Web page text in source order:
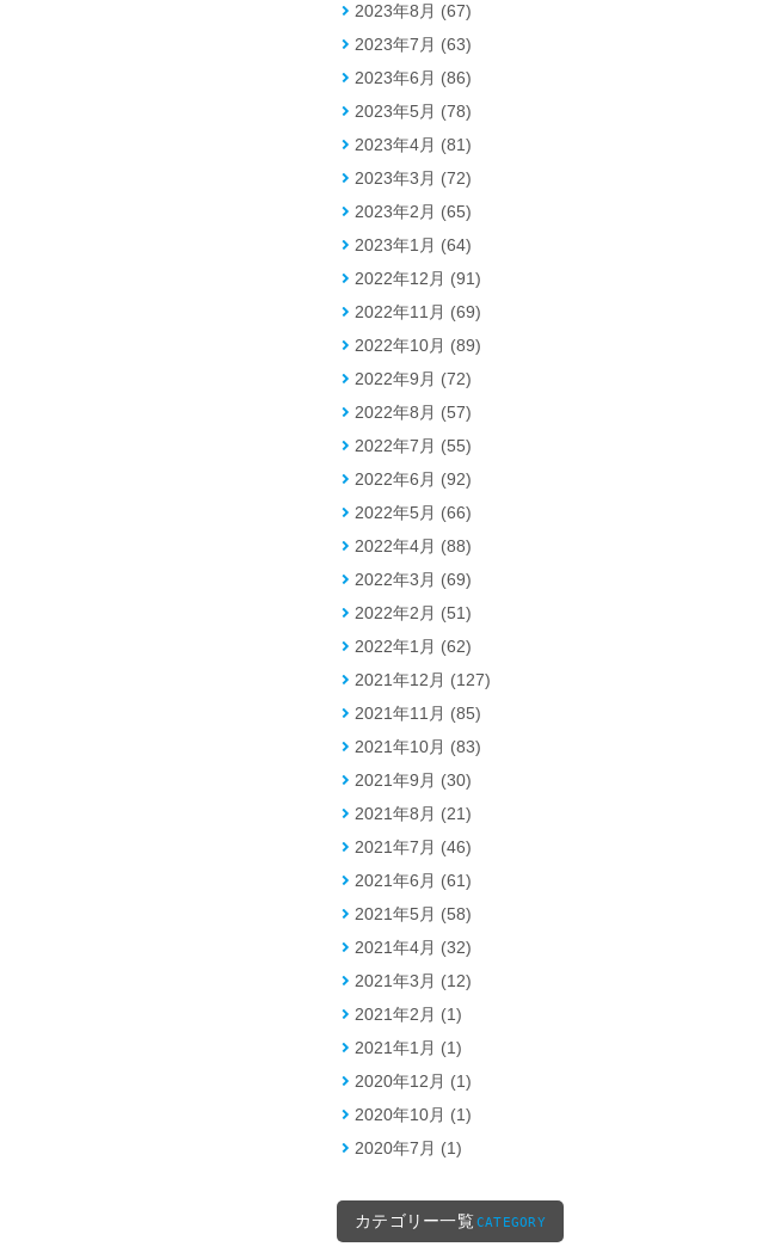
2023年8月 (67)
2023年7月 (63)
2023年6月 (86)
2023年5月 (78)
2023年4月 (81)
2023年3月 (72)
2023年2月 (65)
2023年1月 (64)
2022年12月 (91)
2022年11月 (69)
2022年10月 (89)
2022年9月 (72)
2022年8月 (57)
2022年7月 (55)
2022年6月 (92)
2022年5月 (66)
2022年4月 (88)
2022年3月 (69)
2022年2月 (51)
2022年1月 (62)
2021年12月 (127)
2021年11月 (85)
2021年10月 (83)
2021年9月 (30)
2021年8月 (21)
2021年7月 (46)
2021年6月 (61)
2021年5月 (58)
2021年4月 (32)
2021年3月 (12)
2021年2月 (1)
2021年1月 (1)
2020年12月 (1)
2020年10月 (1)
2020年7月 (1)
カテゴリー一覧 CATEGORY